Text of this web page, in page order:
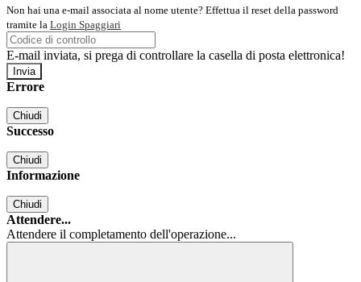
Non hai una e-mail associata al nome utente? Effettua il reset della password
tramite la Login Spaggiari
E-mail inviata, si prega di controllare la casella di posta elettronica!
Errore
Chiudi
Successo
Chiudi
Informazione
Chiudi
Attendere...
Attendere il completamento dell'operazione...